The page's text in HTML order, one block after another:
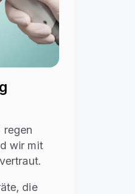
regen
wir mit
die